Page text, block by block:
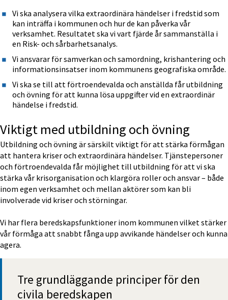
Vi ska analysera vilka extraordinära händelser i fredstid som
kan inträffa i kommunen och hur de kan påverka vår
verksamhet. Resultatet ska vi vart fjärde år sammanställa i
en Risk- och sårbarhetsanalys.
Vi ansvarar för samverkan och samordning, krishantering och
informationsinsatser inom kommunens geografiska område.
Vi ska se till att förtroendevalda och anställda får utbildning
och övning för att kunna lösa uppgifter vid en extraordinär
händelse i fredstid.
Viktigt med utbildning och övning
Utbildning och övning är särskilt viktigt för att stärka förmågan
att hantera kriser och extraordinära händelser. Tjänstepersoner
och förtroendevalda får möjlighet till utbildning för att vi ska
stärka vår krisorganisation och klargöra roller och ansvar – både
inom egen verksamhet och mellan aktörer som kan bli
involverade vid kriser och störningar.
Vi har flera beredskapsfunktioner inom kommunen vilket stärker
vår förmåga att snabbt fånga upp avvikande händelser och kunna
agera.
Tre grundläggande principer för den
civila beredskapen